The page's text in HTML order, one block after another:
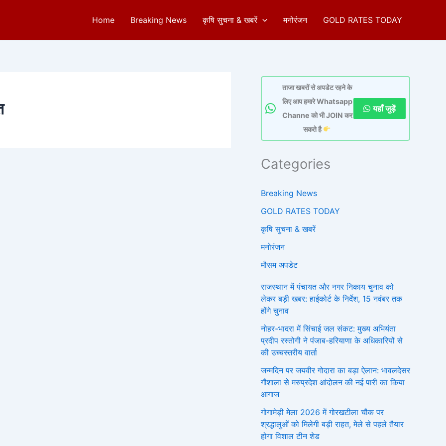
Home Breaking News कृषि सुचना & खबरें मनोरंजन GOLD RATES TODAY
ताजा खबरों से अपडेट रहने के
लिए आप हमारे Whatsapp
Channe को भी JOIN कर
सकते है
यहाँ जुड़ें
Categories
Breaking News
GOLD RATES TODAY
कृषि सुचना & खबरें
मनोरंजन
मौसम अपडेट
राजस्थान में पंचायत और नगर निकाय चुनाव को
लेकर बड़ी खबर: हाईकोर्ट के निर्देश, 15 नवंबर तक
होंगे चुनाव
नोहर-भादरा में सिंचाई जल संकट: मुख्य अभियंता
प्रदीप रस्तोगी ने पंजाब-हरियाणा के अधिकारियों से
की उच्चस्तरीय वार्ता
जन्मदिन पर जयवीर गोदारा का बड़ा ऐलान: भावलदेसर
गौशाला से मरुप्रदेश आंदोलन की नई पारी का किया
आगाज
गोगामेड़ी मेला 2026 में गोरखटीला चौक पर
श्रद्धालुओं को मिलेगी बड़ी राहत, मेले से पहले तैयार
होगा विशाल टीन शेड